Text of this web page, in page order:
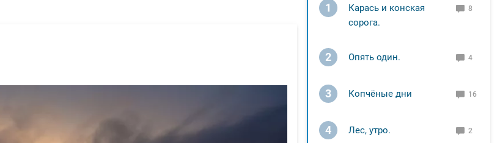
1
Карась и конская
сорога.
8
2 Опять один. 4
3 Копчёные дни 16
4 Лес, утро. 2